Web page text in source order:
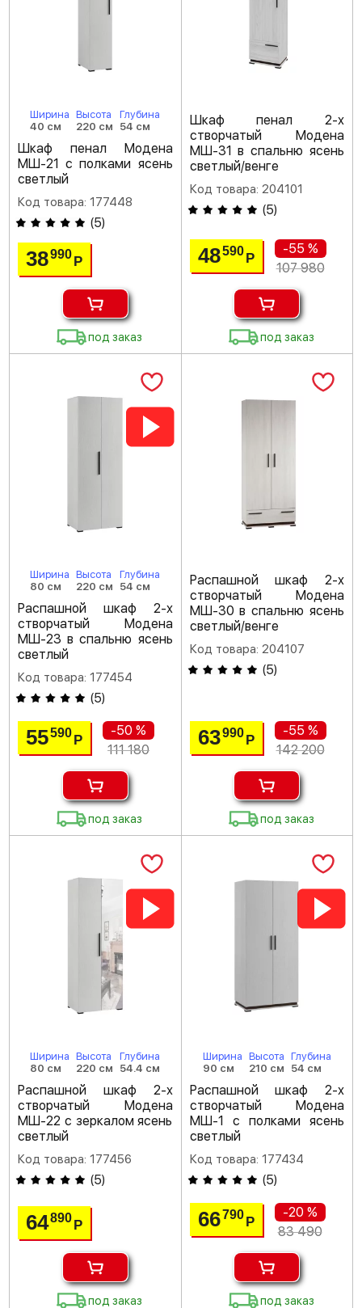
Ширина
40 см
Высота
220 см
Глубина
54 см
Шкаф пенал Модена
МШ-21 с полками ясень
светлый
Код товара: 177448
(5)
38990Р
под заказ
Шкаф пенал 2-х
створчатый Модена
МШ-31 в спальню ясень
светлый/венге
Код товара: 204101
(5)
48590 Р
-55 %
107 980
под заказ
Ширина
80 см
Высота
220 см
Глубина
54 см
Распашной шкаф 2-х
створчатый Модена
МШ-23 в спальню ясень
светлый
Код товара: 177454
(5)
55590Р
-50 %
111 180
под заказ
Распашной шкаф 2-х
створчатый Модена
МШ-30 в спальню ясень
светлый/венге
Код товара: 204107
(5)
63990 Р
-55 %
142 200
под заказ
Ширина
80 см
Высота
220 см
Глубина
54.4 см
Распашной шкаф 2-х
створчатый Модена
МШ-22 с зеркалом ясень
светлый
Код товара: 177456
(5)
64890Р
под заказ
Ширина
90 см
Высота
210 см
Глубина
54 см
Распашной шкаф 2-х
створчатый Модена
МШ-1 с полками ясень
светлый
Код товара: 177434
(5)
66790 Р
-20 %
83 490
под заказ